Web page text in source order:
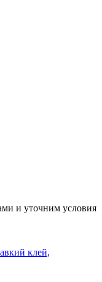
и уточним условия